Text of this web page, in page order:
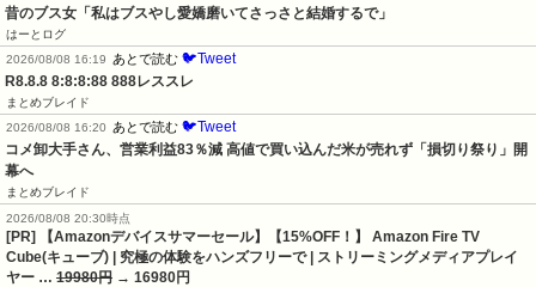
昔のブス女「私はブスやし愛嬌磨いてさっさと結婚するで」
はーとログ
2026/08/08 16:19
あとで読む 🐦Tweet
R8.8.8 8:8:8:88 888レススレ
まとめブレイド
2026/08/08 16:20
あとで読む 🐦Tweet
コメ卸大手さん、営業利益83％減 高値で買い込んだ米が売れず「損切り祭り」開
幕へ
まとめブレイド
2026/08/08 20:30時点
[PR] 【Amazonデバイスサマーセール】【15%OFF！】 Amazon Fire TV
Cube(キューブ) | 究極の体験をハンズフリーで | ストリーミングメディアプレイ
ヤー … 19980円 → 16980円